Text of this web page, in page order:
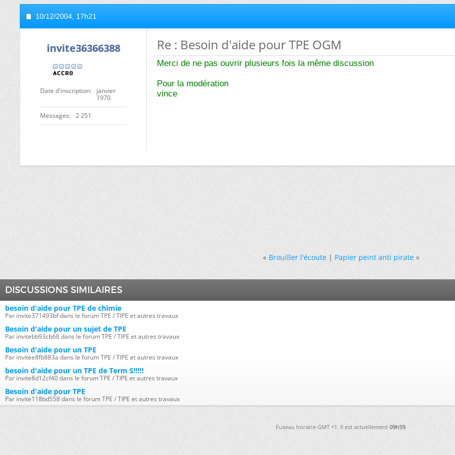
10/12/2004, 17h21
invite36366388
Date d'inscription
janvier
1970
Messages 2 251
Re : Besoin d'aide pour TPE OGM
Merci de ne pas ouvrir plusieurs fois la même discussion
Pour la modération
vince
« Brouiller l'écoute|Papier peint anti pirate »
DISCUSSIONS SIMILAIRES
besoin d'aide pour TPE de chimie
Par invite371493bf dans le forum TPE / TIPE et autres travaux
Besoin d'aide pour un sujet de TPE
Par invitebb93cb68 dans le forum TPE / TIPE et autres travaux
Besoin d'aide pour un TPE
Par invitee8fb883a dans le forum TPE / TIPE et autres travaux
besoin d'aide pour un TPE de Term S!!!!!
Par invite8d12cf40 dans le forum TPE / TIPE et autres travaux
Besoin d'aide pour TPE
Par invite118bd558 dans le forum TPE / TIPE et autres travaux
Fuseau horaire GMT +1. Il est actuellement09h59.